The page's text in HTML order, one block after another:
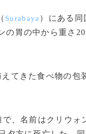
Surabaya ）にある同
の胃の中から重さ
てきた食べ物の包
、名前はクリウォ